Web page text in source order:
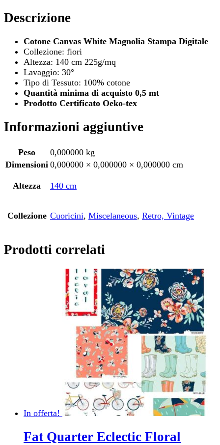
Descrizione
Cotone Canvas White Magnolia Stampa Digitale
Collezione: fiori
Altezza: 140 cm 225g/mq
Lavaggio: 30°
Tipo di Tessuto: 100% cotone
Quantità minima di acquisto 0,5 mt
Prodotto Certificato Oeko-tex
Informazioni aggiuntive
Peso
0,000000 kg
Dimensioni 0,000000 × 0,000000 × 0,000000 cm
Altezza 140 cm
Collezione Cuoricini, Miscelaneous, Retro, Vintage
Prodotti correlati
In offerta!
Fat Quarter Eclectic Floral